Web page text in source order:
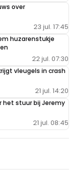
over
23 jul. 17:45
huzarenstukje
22 jul. 07:30
vleugels in crash
21 jul. 14:20
het stuur bij Jeremy
21 jul. 08:45